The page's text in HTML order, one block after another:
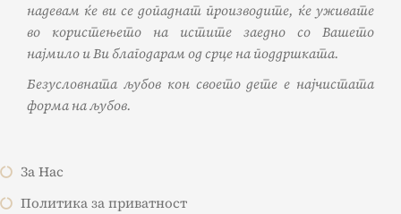
надевам ќе ви се допаднат производите, ќе уживате
во користењето на истите заедно со Вашето
најмило и Ви благодарам од срце на поддршката.
Безусловната љубов кон своето дете е најчистата
форма на љубов.
За Нас
Политика за приватност